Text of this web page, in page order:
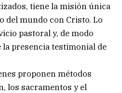
tiene la misión única
del mundo con Cristo. Lo
pastoral y, de modo
la presencia testimonial de
proponen métodos
los sacramentos y el